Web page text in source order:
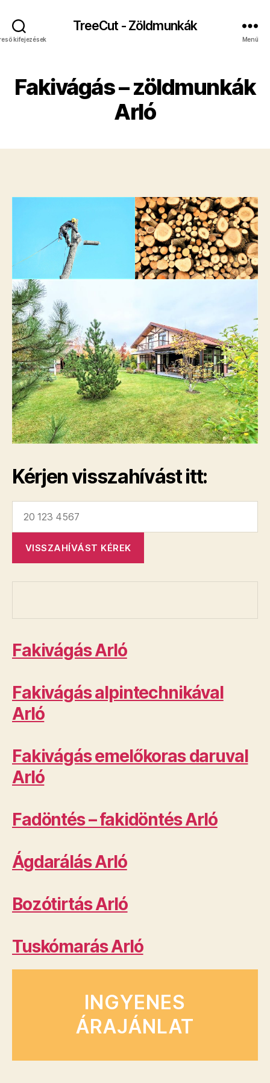
kifejezések
TreeCut - Zöldmunkák
Menü
Fakivágás – zöldmunkák
Arló
Kérjen visszahívást itt:
Fakivágás Arló
Fakivágás alpintechnikával
Arló
Fakivágás emelőkoras daruval
Arló
Fadöntés – fakidöntés Arló
Ágdarálás Arló
Bozótirtás Arló
Tuskómarás Arló
INGYENES
ÁRAJÁNLAT